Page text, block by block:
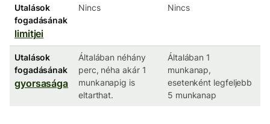
Utalások
fogadásának
limitjei
Nincs Nincs
Utalások
fogadásának
gyorsasága
Általában néhány
perc, néha akár 1
munkanapig is
eltarthat.
Általában 1
munkanap,
esetenként legfeljebb
5 munkanap